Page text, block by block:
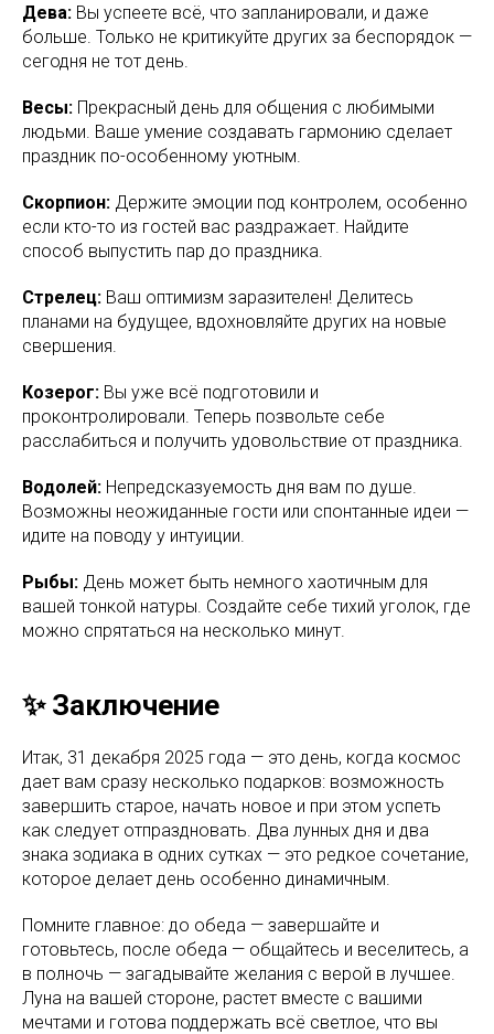
Дева: Вы успеете всё, что запланировали, и даже
больше. Только не критикуйте других за беспорядок —
сегодня не тот день.
Весы: Прекрасный день для общения с любимыми
людьми. Ваше умение создавать гармонию сделает
праздник по-особенному уютным.
Скорпион: Держите эмоции под контролем, особенно
если кто-то из гостей вас раздражает. Найдите
способ выпустить пар до праздника.
Стрелец: Ваш оптимизм заразителен! Делитесь
планами на будущее, вдохновляйте других на новые
свершения.
Козерог: Вы уже всё подготовили и
проконтролировали. Теперь позвольте себе
расслабиться и получить удовольствие от праздника.
Водолей: Непредсказуемость дня вам по душе.
Возможны неожиданные гости или спонтанные идеи —
идите на поводу у интуиции.
Рыбы: День может быть немного хаотичным для
вашей тонкой натуры. Создайте себе тихий уголок, где
можно спрятаться на несколько минут.
✨ Заключение
Итак, 31 декабря 2025 года — это день, когда космос
дает вам сразу несколько подарков: возможность
завершить старое, начать новое и при этом успеть
как следует отпраздновать. Два лунных дня и два
знака зодиака в одних сутках — это редкое сочетание,
которое делает день особенно динамичным.
Помните главное: до обеда — завершайте и
готовьтесь, после обеда — общайтесь и веселитесь, а
в полночь — загадывайте желания с верой в лучшее.
Луна на вашей стороне, растет вместе с вашими
мечтами и готова поддержать всё светлое, что вы